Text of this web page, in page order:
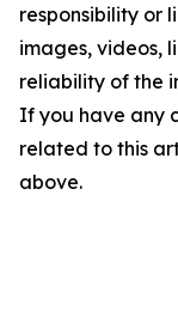
responsibility or
images, videos,
reliability of the
If you have any
related to this
above.